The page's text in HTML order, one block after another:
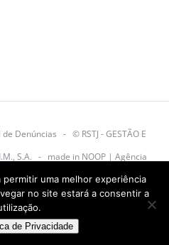
de Denúncias - © RSTJ - GESTÃO E
S.A. - made in NOOP | Agência
uma melhor experiência
no site estará a consentir a
de Privacidade